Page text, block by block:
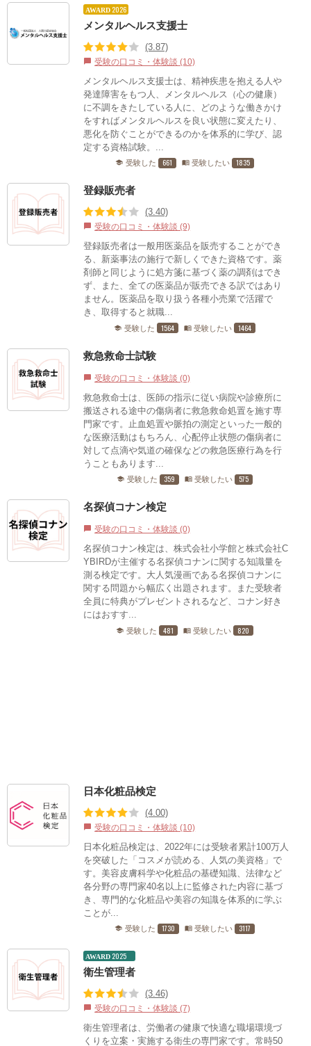
AWARD 2026
メンタルヘルス支援士
(3.87)
chat_bubble 受験の口コミ・体験談 (10)
メンタルヘルス支援士は、精神疾患を抱える人や
発達障害をもつ人、メンタルヘルス（心の健康）
に不調をきたしている人に、どのような働きかけ
をすればメンタルヘルスを良い状態に変えたり、
悪化を防ぐことができるのかを体系的に学び、認
定する資格試験。...
school 受験した 661 menu_book 受験したい 1835
登録販売者
(3.40)
chat_bubble 受験の口コミ・体験談 (9)
登録販売者は一般用医薬品を販売することができ
る、新薬事法の施行で新しくできた資格です。薬
剤師と同じように処方箋に基づく薬の調剤はでき
ず、また、全ての医薬品が販売できる訳ではあり
ません。医薬品を取り扱う各種小売業で活躍で
き、取得すると就職...
school 受験した 1564 menu_book 受験したい 1464
救急救命士試験
chat_bubble 受験の口コミ・体験談 (0)
救急救命士は、医師の指示に従い病院や診療所に
搬送される途中の傷病者に救急救命処置を施す専
門家です。止血処置や脈拍の測定といった一般的
な医療活動はもちろん、心配停止状態の傷病者に
対して点滴や気道の確保などの救急医療行為を行
うこともあります...
school 受験した 359 menu_book 受験したい 575
名探偵コナン検定
chat_bubble 受験の口コミ・体験談 (0)
名探偵コナン検定は、株式会社小学館と株式会社C
YBIRDが主催する名探偵コナンに関する知識量を
測る検定です。大人気漫画である名探偵コナンに
関する問題から幅広く出題されます。また受験者
全員に特典がプレゼントされるなど、コナン好き
にはおすす...
school 受験した 481 menu_book 受験したい 820
日本化粧品検定
(4.00)
chat_bubble 受験の口コミ・体験談 (10)
日本化粧品検定は、2022年には受験者累計100万人
を突破した「コスメが読める、人気の美資格」で
す。美容皮膚科学や化粧品の基礎知識、法律など
各分野の専門家40名以上に監修された内容に基づ
き、専門的な化粧品や美容の知識を体系的に学ぶ
ことが...
school 受験した 1730 menu_book 受験したい 3117
AWARD 2025
衛生管理者
(3.46)
chat_bubble 受験の口コミ・体験談 (7)
衛生管理者は、労働者の健康で快適な職場環境づ
くりを立案・実施する衛生の専門家です。常時50